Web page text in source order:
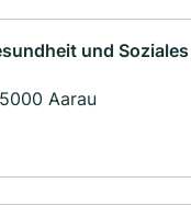
und Soziales
Aarau